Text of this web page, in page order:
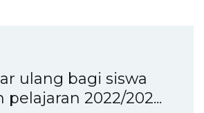
ulang bagi siswa
pelajaran 2022/202...